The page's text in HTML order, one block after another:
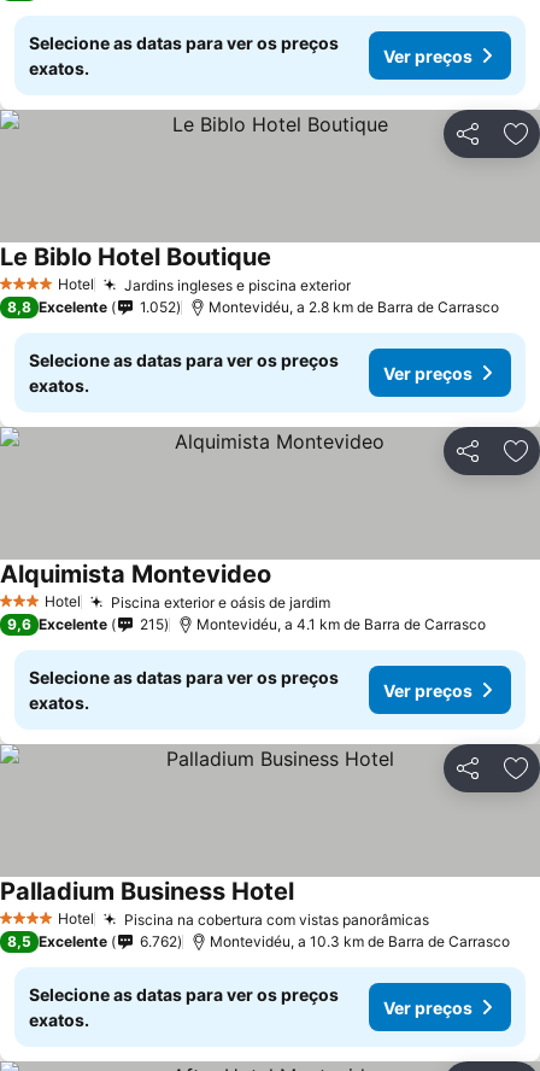
Selecione as datas para ver os preços
exatos.
Ver preços
Partilhar
4 EstrelasHotel Jardins ingleses e piscina exterior
Le Biblo Hotel Boutique
8,8 Excelente 1.052 Montevidéu, a 2.8 km de Barra de Carrasco
Selecione as datas para ver os preços
exatos.
Ver preços
Partilhar
3 EstrelasHotel Piscina exterior e oásis de jardim
Alquimista Montevideo
9,6 Excelente 215 Montevidéu, a 4.1 km de Barra de Carrasco
Selecione as datas para ver os preços
exatos.
Ver preços
Partilhar
4 EstrelasHotel Piscina na cobertura com vistas panorâmicas
Palladium Business Hotel
8,5 Excelente 6.762 Montevidéu, a 10.3 km de Barra de Carrasco
Selecione as datas para ver os preços
exatos.
Ver preços